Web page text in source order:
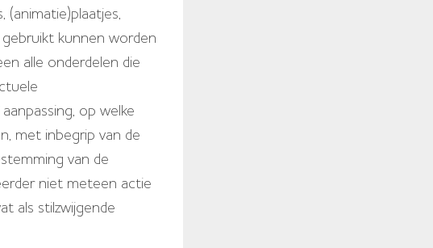
(animatie)plaatjes,
kunnen worden
alle onderdelen die
op welke
met inbegrip van de
van de
niet meteen actie
als stilzwijgende